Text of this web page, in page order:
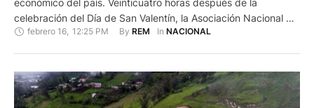
económico del país. Veinticuatro horas después de la
celebración del Día de San Valentín, la Asociación Nacional de
Productores y Exportadores de Flores del Ecuador
de este gremio, aclaró que, …
febrero 16 12:25 PM By REM In NACIONAL